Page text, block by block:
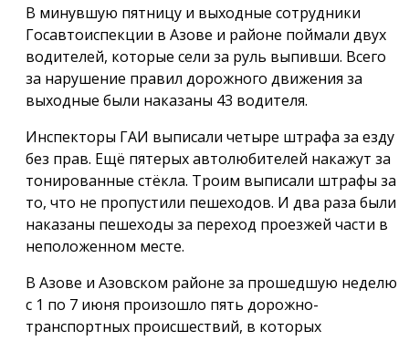
В минувшую пятницу и выходные сотрудники
Госавтоиспекции в Азове и районе поймали двух
водителей, которые сели за руль выпивши. Всего
за нарушение правил дорожного движения за
выходные были наказаны 43 водителя.
Инспекторы ГАИ выписали четыре штрафа за езду
без прав. Ещё пятерых автолюбителей накажут за
тонированные стёкла. Троим выписали штрафы за
то, что не пропустили пешеходов. И два раза были
наказаны пешеходы за переход проезжей части в
неположенном месте.
В Азове и Азовском районе за прошедшую неделю
с 1 по 7 июня произошло пять дорожно-
транспортных происшествий, в которых